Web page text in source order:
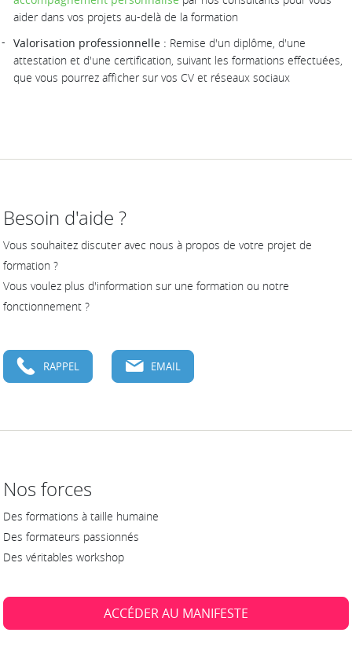
aider dans vos projets au-delà de la formation
Valorisation professionnelle : Remise d'un diplôme, d'une
attestation et d'une certification, suivant les formations effectuées,
que vous pourrez afficher sur vos CV et réseaux sociaux
Besoin d'aide ?
Vous souhaitez discuter avec nous à propos de votre projet de
formation ?
Vous voulez plus d'information sur une formation ou notre
fonctionnement ?
RAPPEL EMAIL
Nos forces
Des formations à taille humaine
Des formateurs passionnés
Des véritables workshop
ACCÉDER AU MANIFESTE